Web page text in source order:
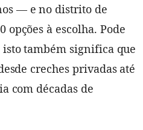
— e no distrito de
opções à escolha. Pode
isto também significa que
creches privadas até
com décadas de